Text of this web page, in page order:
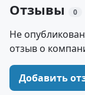
Отзывы 0
Не
отзыв о
Добавить